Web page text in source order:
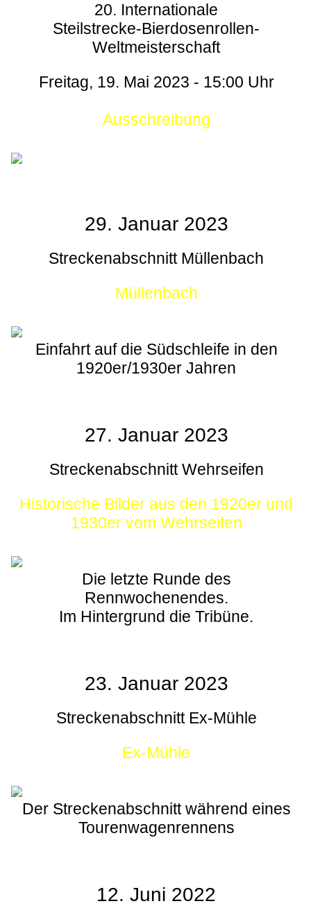
20. Internationale
Steilstrecke-Bierdosenrollen-
Weltmeisterschaft
Freitag, 19. Mai 2023 - 15:00 Uhr
Ausschreibung
29. Januar 2023
Streckenabschnitt Müllenbach
Müllenbach
Einfahrt auf die Südschleife in den
1920er/1930er Jahren
27. Januar 2023
Streckenabschnitt Wehrseifen
Historische Bilder aus den 1920er und
1930er vom Wehrseifen
Die letzte Runde des
Rennwochenendes.
Im Hintergrund die Tribüne.
23. Januar 2023
Streckenabschnitt Ex-Mühle
Ex-Mühle
Der Streckenabschnitt während eines
Tourenwagenrennens
12. Juni 2022